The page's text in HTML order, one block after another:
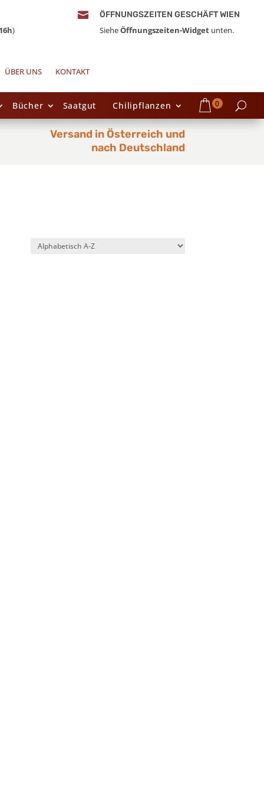
)
 ÖFFNUNGSZEITEN GESCHÄFT WIEN
SieheÖffnungszeiten-Widgetunten.
ÜBER UNS KONTAKT
Bücher Saatgut Chilipflanzen 0
Versand in Österreich und
nach Deutschland